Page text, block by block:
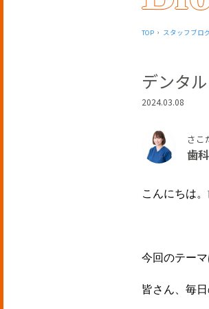
TOP スタッフブロ
デンタ
2024.03.08
さこ
歯
こんにちは
今回のテーマ
皆さん、毎